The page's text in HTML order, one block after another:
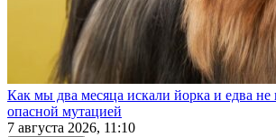
Как мы два месяца искали йорка и едва не
опасной мутацией
7 августа 2026, 11:10